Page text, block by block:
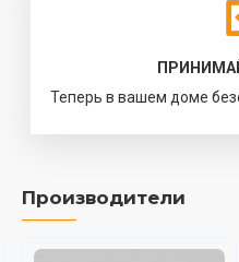
Теперь в вашем доме
Производители